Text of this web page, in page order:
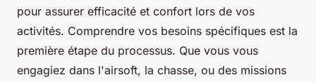
pour assurer efficacité et confort lors de vos
activités. Comprendre vos besoins spécifiques est la
première étape du processus. Que vous vous
engagiez dans l'airsoft, la chasse, ou des missions